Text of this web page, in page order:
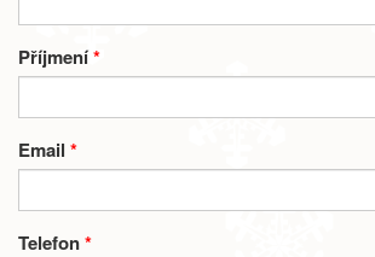
Příjmení*
Email *
Telefon*